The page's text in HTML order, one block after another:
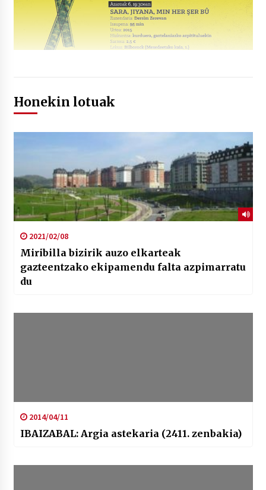
Honekin lotuak
2021/02/08
Miribilla bizirik auzo elkarteak
gazteentzako ekipamendu falta azpimarratu
du
2014/04/11
IBAIZABAL: Argia astekaria (2411. zenbakia)